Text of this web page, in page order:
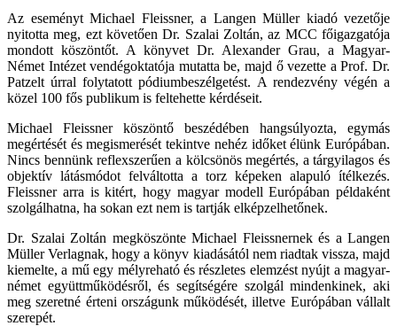
Az eseményt Michael Fleissner, a Langen Müller kiadó vezetője
nyitotta meg, ezt követően Dr. Szalai Zoltán, az MCC főigazgatója
mondott köszöntőt. A könyvet Dr. Alexander Grau, a Magyar-
Német Intézet vendégoktatója mutatta be, majd ő vezette a Prof. Dr.
Patzelt úrral folytatott pódiumbeszélgetést. A rendezvény végén a
közel 100 fős publikum is feltehette kérdéseit.
Michael Fleissner köszöntő beszédében hangsúlyozta, egymás
megértését és megismerését tekintve nehéz időket élünk Európában.
Nincs bennünk reflexszerűen a kölcsönös megértés, a tárgyilagos és
objektív látásmódot felváltotta a torz képeken alapuló ítélkezés.
Fleissner arra is kitért, hogy magyar modell Európában példaként
szolgálhatna, ha sokan ezt nem is tartják elképzelhetőnek.
Dr. Szalai Zoltán megköszönte Michael Fleissnernek és a Langen
Müller Verlagnak, hogy a könyv kiadásától nem riadtak vissza, majd
kiemelte, a mű egy mélyreható és részletes elemzést nyújt a magyar-
német együttműködésről, és segítségére szolgál mindenkinek, aki
meg szeretné érteni országunk működését, illetve Európában vállalt
szerepét.